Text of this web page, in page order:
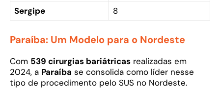
Sergipe
8
Paraíba: Um Modelo para o Nordeste
Com 539 cirurgias bariátricas realizadas em
2024, a Paraíba se consolida como líder nesse
tipo de procedimento pelo SUS no Nordeste.